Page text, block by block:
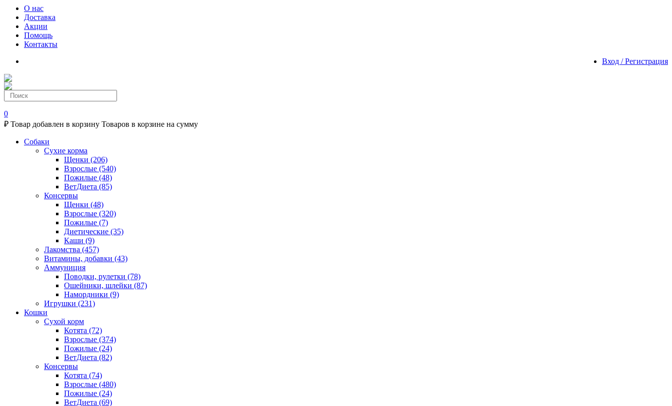
О нас
Доставка
Акции
Помощь
Контакты
Вход / Регистрация
0
₽ Товар добавлен в корзину Товаров в корзине на сумму
Собаки
Сухие корма
Щенки (206)
Взрослые (540)
Пожилые (48)
ВетДиета (85)
Консервы
Щенки (48)
Взрослые (320)
Пожилые (7)
Диетические (35)
Каши (9)
Лакомства (457)
Витамины, добавки (43)
Аммуниция
Поводки, рулетки (78)
Ошейники, шлейки (87)
Намордники (9)
Игрушки (231)
Кошки
Сухой корм
Котята (72)
Взрослые (374)
Пожилые (24)
ВетДиета (82)
Консервы
Котята (74)
Взрослые (480)
Пожилые (24)
ВетДиета (69)